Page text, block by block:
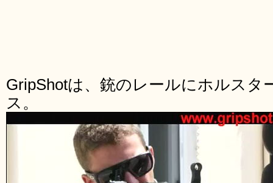
GripShotは、銃のレールにホルスタ
ス。